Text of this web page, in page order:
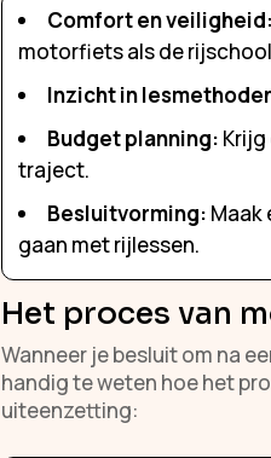
Comfort en veiligheid:
motorfiets als de
Inzicht in
Budget planning:
traject.
Besluitvorming: Maak
gaan met rijlessen.
Het proces van
Wanneer je besluit om na
handig te weten hoe het
uiteenzetting: